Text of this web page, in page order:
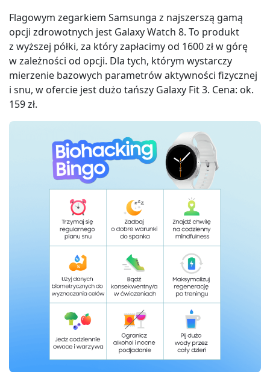
Flagowym zegarkiem Samsunga z najszerszą gamą
opcji zdrowotnych jest Galaxy Watch 8. To produkt
z wyższej półki, za który zapłacimy od 1600 zł w górę
w zależności od opcji. Dla tych, którym wystarczy
mierzenie bazowych parametrów aktywności fizycznej
i snu, w ofercie jest dużo tańszy Galaxy Fit 3. Cena: ok.
159 zł.